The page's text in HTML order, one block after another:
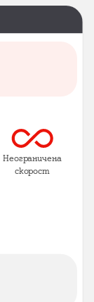
Неограничена
скорост